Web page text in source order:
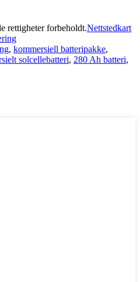
rettigheter forbeholdt.Nettstedkart
, kommersiell batteripakke,
solcellebatteri, 280 Ah batteri,